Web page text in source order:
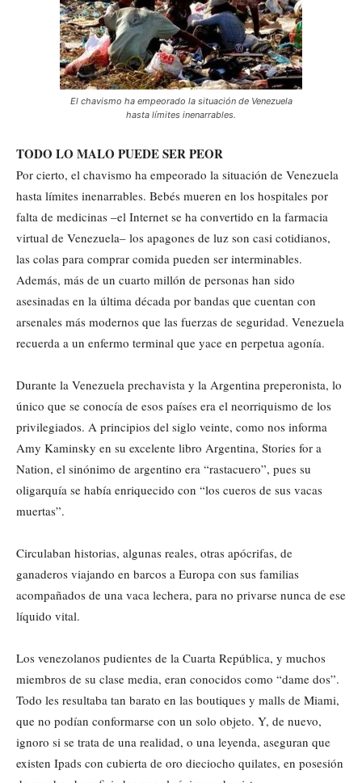
El chavismo ha empeorado la situación de Venezuela
hasta límites inenarrables.
TODO LO MALO PUEDE SER PEOR
Por cierto, el chavismo ha empeorado la situación de Venezuela
hasta límites inenarrables. Bebés mueren en los hospitales por
falta de medicinas –el Internet se ha convertido en la farmacia
virtual de Venezuela– los apagones de luz son casi cotidianos,
las colas para comprar comida pueden ser interminables.
Además, más de un cuarto millón de personas han sido
asesinadas en la última década por bandas que cuentan con
arsenales más modernos que las fuerzas de seguridad. Venezuela
recuerda a un enfermo terminal que yace en perpetua agonía.
Durante la Venezuela prechavista y la Argentina preperonista, lo
único que se conocía de esos países era el neorriquismo de los
privilegiados. A principios del siglo veinte, como nos informa
Amy Kaminsky en su excelente libro Argentina, Stories for a
Nation, el sinónimo de argentino era “rastacuero”, pues su
oligarquía se había enriquecido con “los cueros de sus vacas
muertas”.
Circulaban historias, algunas reales, otras apócrifas, de
ganaderos viajando en barcos a Europa con sus familias
acompañados de una vaca lechera, para no privarse nunca de ese
líquido vital.
Los venezolanos pudientes de la Cuarta República, y muchos
miembros de su clase media, eran conocidos como “dame dos”.
Todo les resultaba tan barato en las boutiques y malls de Miami,
que no podían conformarse con un solo objeto. Y, de nuevo,
ignoro si se trata de una realidad, o una leyenda, aseguran que
existen Ipads con cubierta de oro dieciocho quilates, en posesión